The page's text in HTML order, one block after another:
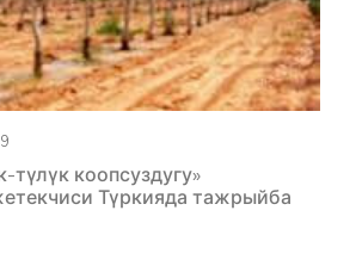
коопсуздугу»
Түркияда тажрыйба